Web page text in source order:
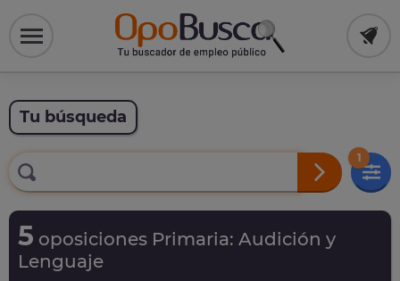
Tu búsqueda
1
5 oposiciones Primaria: Audición y
Lenguaje